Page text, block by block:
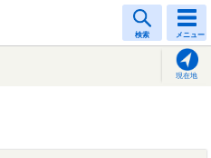
検索 メニュー
現在地